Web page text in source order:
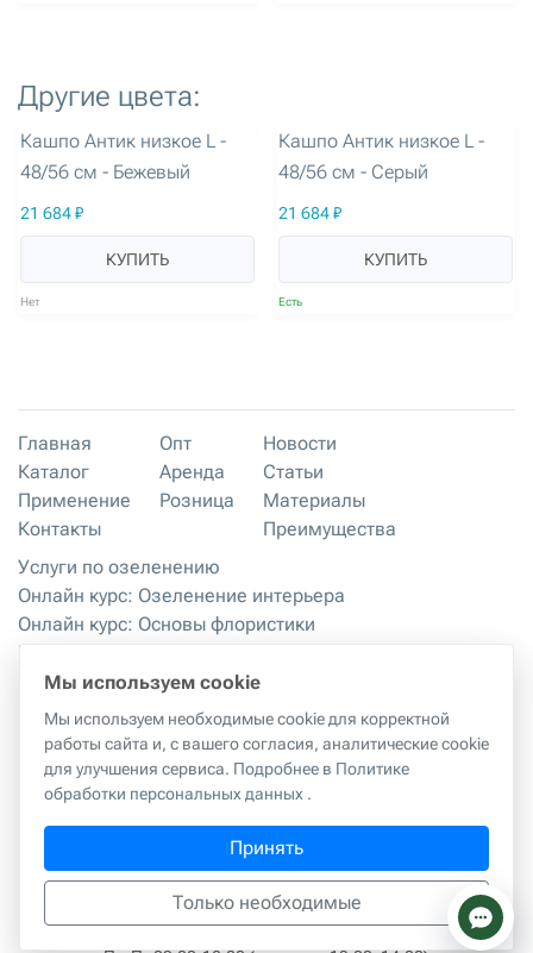
Другие цвета:
артикул: 3297
Кашпо Антик низкое L -
48/56 см - Бежевый
21 684 ₽
КУПИТЬ
Нет
Кашпо Антик низкое L -
48/56 см - Серый
21 684 ₽
КУПИТЬ
Есть
Главная
Каталог
Применение
Контакты
Опт
Аренда
Розница
Новости
Статьи
Материалы
Преимущества
Услуги по озеленению
Онлайн курс: Озеленение интерьера
Онлайн курс: Основы флористики
Правила хранения и эксплуатации
Правила копирования материалов с сайта|Политика
обработки персональных данных
г. Москва, 2-й Грайвороновский проезд, 42к1
ИП Куликова Татьяна Александровна
hello@realtouch-flowers.com
тел.+7-977-360-30-30
тел.+7-977-360-50-50
Мы используем cookie
Мы используем необходимые cookie для корректной
работы сайта и, с вашего согласия, аналитические cookie
для улучшения сервиса. Подробнее в Политике
обработки персональных данных .
Принять
Только необходимые